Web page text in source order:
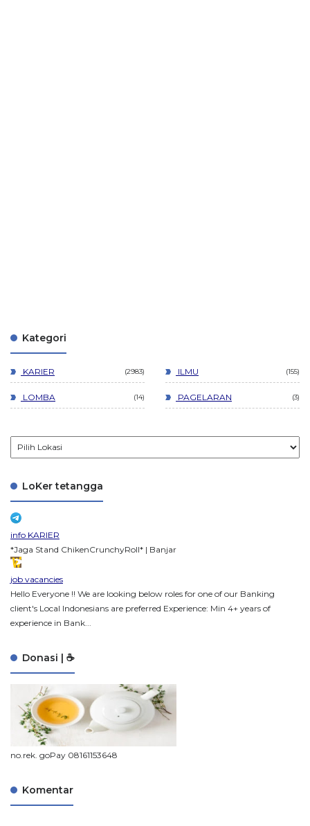
Kategori
KARIER 2983 ILMU 155
LOMBA 14 PAGELARAN 3
LoKer tetangga
info KARIER
*Jaga Stand ChikenCrunchyRoll* | Banjar
job vacancies
Hello Everyone !! We are looking below roles for one of our Banking
client's Local Indonesians are preferred Experience: Min 4+ years of
experience in Bank...
Donasi | ☕
no.rek. goPay 08161153648
Komentar